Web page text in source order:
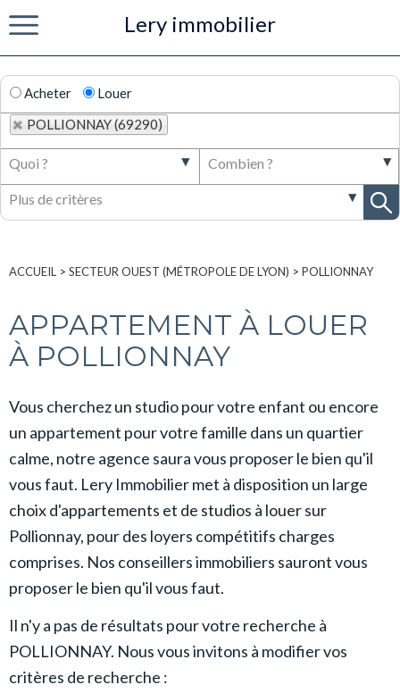
Lery immobilier
Acheter
Louer
POLLIONNAY (69290)
ACCUEIL > SECTEUR OUEST (MÉTROPOLE DE LYON) > POLLIONNAY
APPARTEMENT À LOUER
À POLLIONNAY
Vous cherchez un studio pour votre enfant ou encore
un appartement pour votre famille dans un quartier
calme, notre agence saura vous proposer le bien qu'il
vous faut. Lery Immobilier met à disposition un large
choix d'appartements et de studios à louer sur
Pollionnay, pour des loyers compétitifs charges
comprises. Nos conseillers immobiliers sauront vous
proposer le bien qu'il vous faut.
Il n'y a pas de résultats pour votre recherche à
POLLIONNAY. Nous vous invitons à modifier vos
critères de recherche :